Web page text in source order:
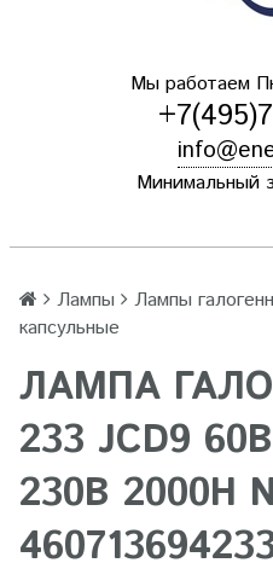
Мы работаем
Минимальный
Лампы Лампы
капсульные
ЛАМПА
233 JCD9
230В 2000H